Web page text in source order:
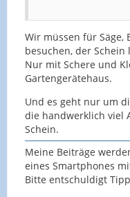
Wir müssen für Säge,
besuchen, der
Nur mit Schere und
Gartengerätehaus.
Und es geht nur um
die handwerklich viel
Schein.
Meine Beiträge
eines Smartphones
Bitte entschuldigt